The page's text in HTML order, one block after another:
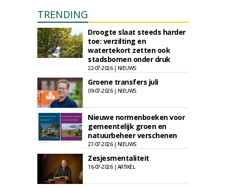
TRENDING
Droogte slaat steeds harder
toe: verzilting en
watertekort zetten ook
stadsbomen onder druk
22-07-2026 | NIEUWS
Groene transfers juli
09-07-2026 | NIEUWS
Nieuwe normenboeken voor
gemeentelijk groen en
natuurbeheer verschenen
27-07-2026 | NIEUWS
Zesjesmentaliteit
16-07-2026 | ARTIKEL